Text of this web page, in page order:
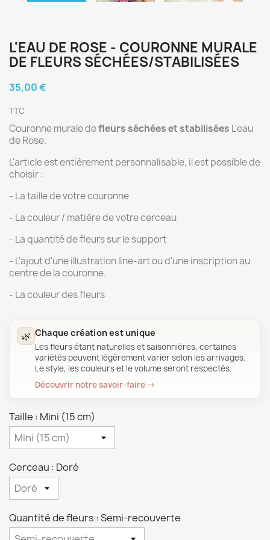
L'EAU DE ROSE - COURONNE MURALE
DE FLEURS SÉCHÉES/STABILISÉES
35,00 €
TTC
Couronne murale defleurs séchées et stabilisées L'eau
de Rose.
L'article est entièrement personnalisable, il est possible de
choisir :
- La taille de votre couronne
- La couleur / matière de votre cerceau
- La quantité de fleurs sur le support
- L'ajout d'une illustration line-art ou d'une inscription au
centre de la couronne.
- La couleur des fleurs
🌿 Chaque création est unique
Les fleurs étant naturelles et saisonnières, certaines
variétés peuvent légèrement varier selon les arrivages.
Le style, les couleurs et le volume seront respectés.
Découvrir notre savoir-faire →
Taille : Mini (15 cm)
Cerceau : Doré
Quantité de fleurs : Semi-recouverte